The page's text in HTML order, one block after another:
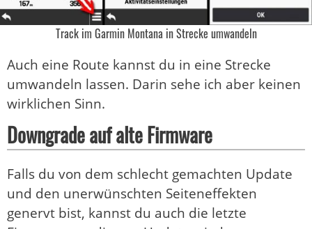
Track im Garmin Montana in Strecke umwandeln
Auch eine Route kannst du in eine Strecke
umwandeln lassen. Darin sehe ich aber keinen
wirklichen Sinn.
Downgrade auf alte Firmware
Falls du von dem schlecht gemachten Update
und den unerwünschten Seiteneffekten
genervt bist, kannst du auch die letzte